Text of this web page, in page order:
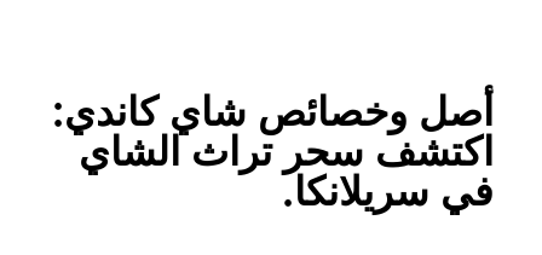
أصل وخصائص شاي كاندي:
اكتشف سحر تراث الشاي
في سريلانكا.